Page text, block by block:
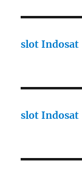
slot Indosat
slot Indosat